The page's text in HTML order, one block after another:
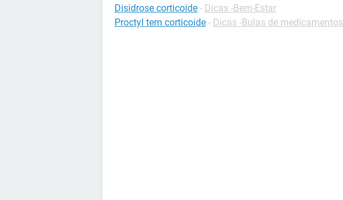
Disidrose corticoide - Dicas -Bem-Estar
Proctyl tem corticoide - Dicas -Bulas de medicamentos